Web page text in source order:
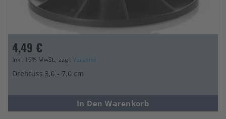
4,49 €
Inkl. 19% MwSt., zzgl. Versand
Drehfuss 3,0 - 7,0 cm
In Den Warenkorb